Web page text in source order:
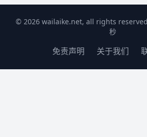
© 2026 wailaike.net, all rights
秒
免责声明 关于我们